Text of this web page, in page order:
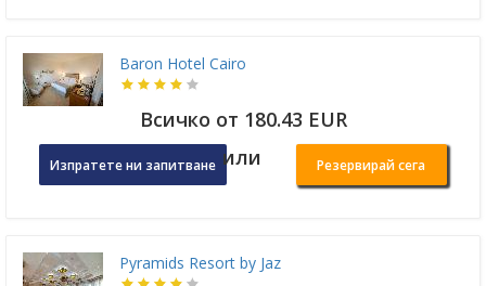
Baron Hotel Cairo
Всичко от 180.43 EUR
Изпратете ни запитване или Резервирай сега
Pyramids Resort by Jaz